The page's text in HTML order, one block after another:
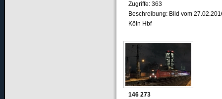
Zugriffe: 363
Beschreibung: Bild vom
Köln Hbf
146 273